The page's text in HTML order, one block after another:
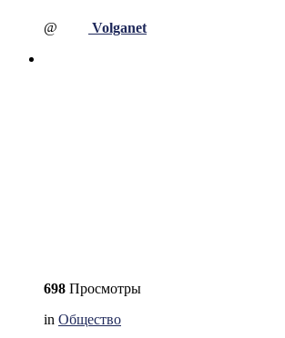
@ Volganet
698 Просмотры
in Общество